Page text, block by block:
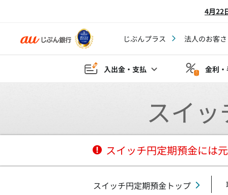
4月22
じぶんプラス 法人のお客
入出金・支払 金利
スイ
スイッチ円定期預金には
スイッチ円定期預金トップ